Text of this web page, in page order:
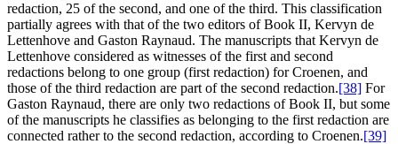
redaction, 25 of the second, and one of the third. This classification
partially agrees with that of the two editors of Book II, Kervyn de
Lettenhove and Gaston Raynaud. The manuscripts that Kervyn de
Lettenhove considered as witnesses of the first and second
redactions belong to one group (first redaction) for Croenen, and
those of the third redaction are part of the second redaction.[38] For
Gaston Raynaud, there are only two redactions of Book II, but some
of the manuscripts he classifies as belonging to the first redaction are
connected rather to the second redaction, according to Croenen.[39]